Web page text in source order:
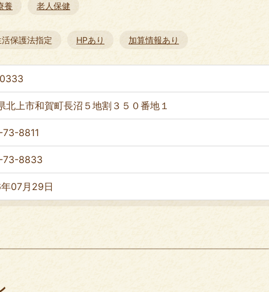
養 老人保健
活保護法指定 HPあり 加算情報あり
北上市和賀町長沼５地割３５０番地１
8811
73-8833
07月29日